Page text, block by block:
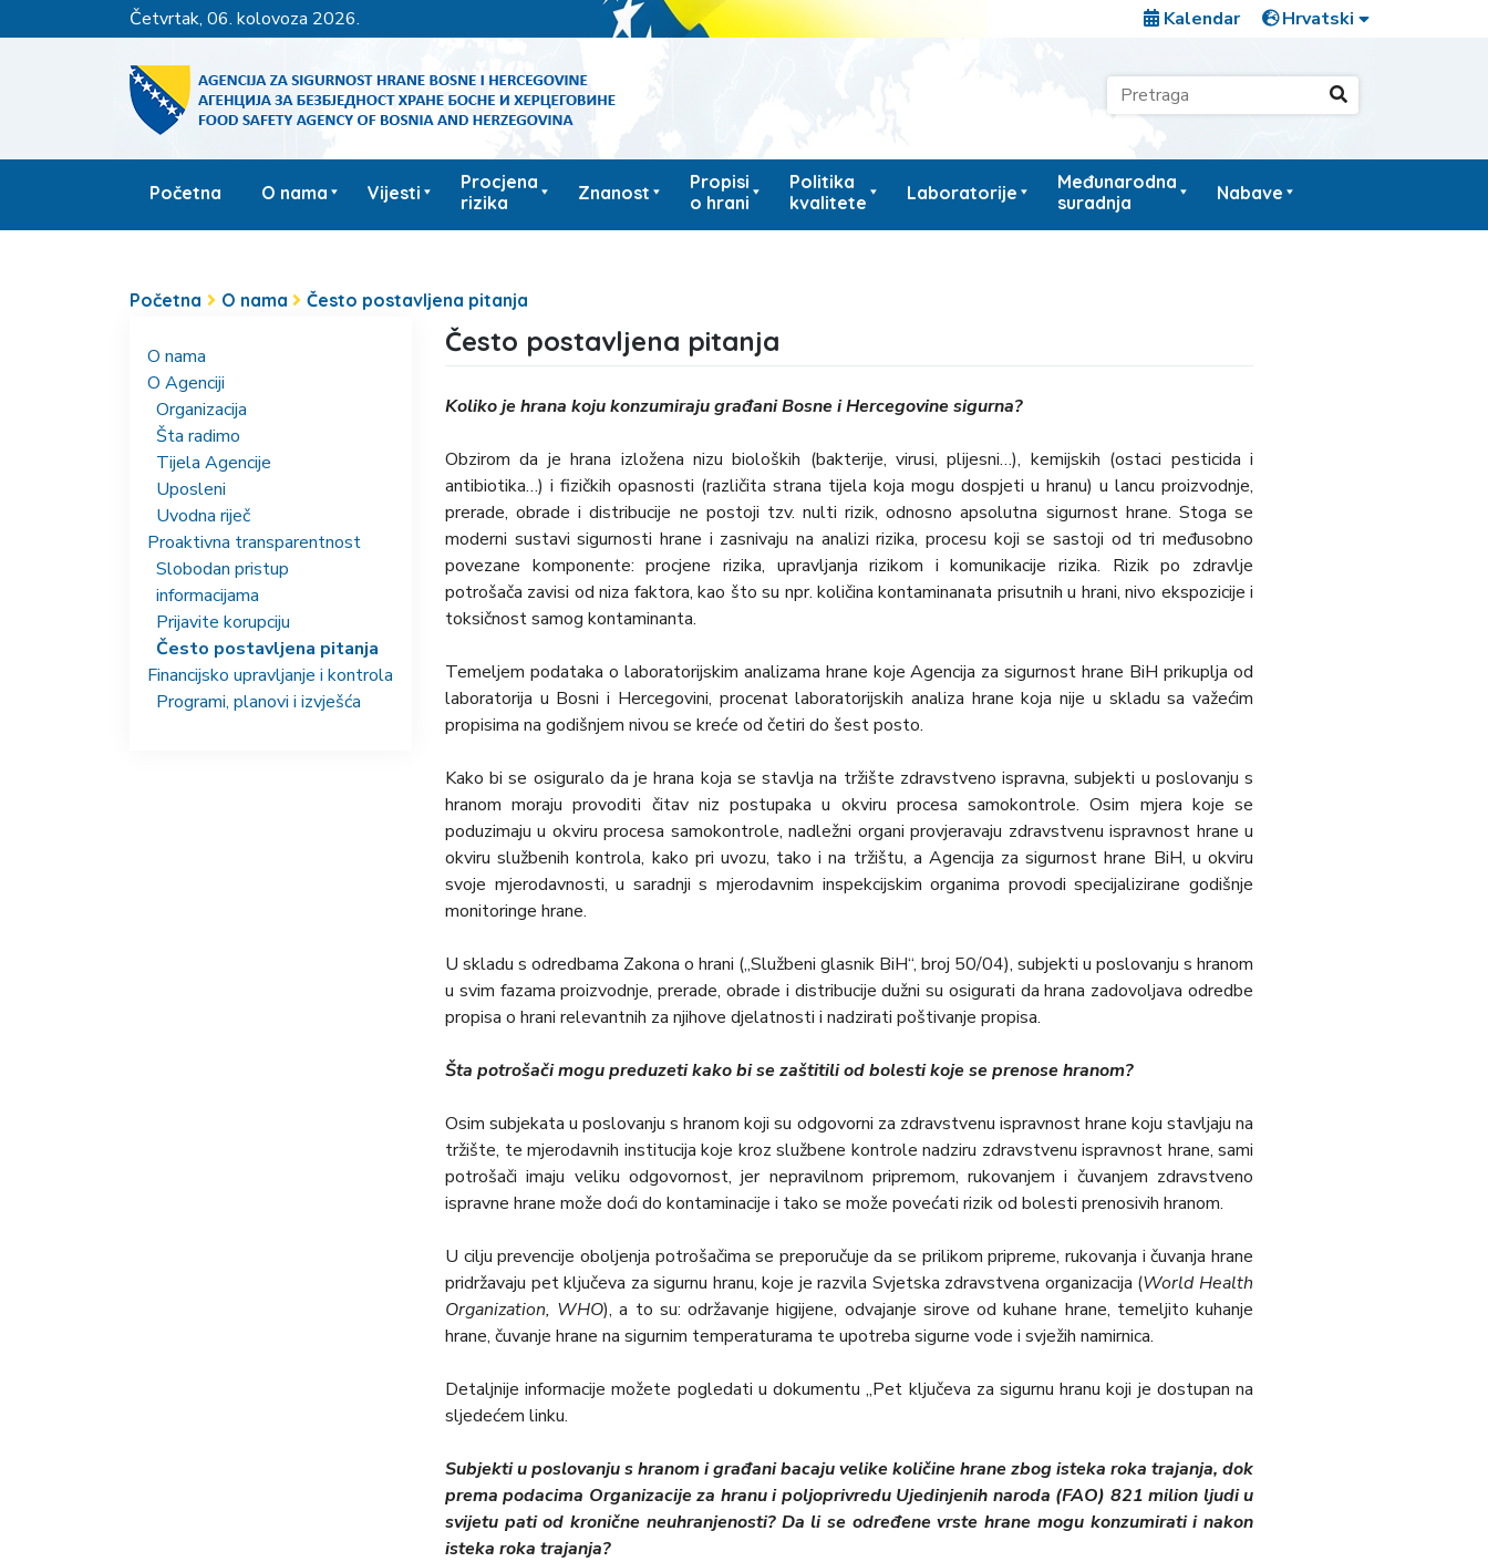
četvrtak, 06. kolovoza 2026. Kalendar
Početna O nama Vijesti
Procjena
rizika
Znanost
Propisi
o hrani
Politika
kvalitete
Laboratorije
Međunarodna
suradnja
Nabave
Početna O nama Često postavljena pitanja
O nama
O Agenciji
Organizacija
Šta radimo
Tijela Agencije
Uposleni
Uvodna riječ
Proaktivna transparentnost
Slobodan pristup
informacijama
Prijavite korupciju
Često postavljena pitanja
Financijsko upravljanje i kontrola
Programi, planovi i izvješća
Često postavljena pitanja
Koliko je hrana koju konzumiraju građani Bosne i Hercegovine sigurna?
Obzirom da je hrana izložena nizu bioloških (bakterije, virusi, plijesni…), kemijskih (ostaci pesticida i
antibiotika…) i fizičkih opasnosti (različita strana tijela koja mogu dospjeti u hranu) u lancu proizvodnje,
prerade, obrade i distribucije ne postoji tzv. nulti rizik, odnosno apsolutna sigurnost hrane. Stoga se
moderni sustavi sigurnosti hrane i zasnivaju na analizi rizika, procesu koji se sastoji od tri međusobno
povezane komponente: procjene rizika, upravlјanja rizikom i komunikacije rizika. Rizik po zdravlјe
potrošača zavisi od niza faktora, kao što su npr. količina kontaminanata prisutnih u hrani, nivo ekspozicije i
toksičnost samog kontaminanta.
Temeljem podataka o laboratorijskim analizama hrane koje Agencija za sigurnost hrane BiH prikuplјa od
laboratorija u Bosni i Hercegovini, procenat laboratorijskih analiza hrane koja nije u skladu sa važećim
propisima na godišnjem nivou se kreće od četiri do šest posto.
Kako bi se osiguralo da je hrana koja se stavlјa na tržište zdravstveno ispravna, subjekti u poslovanju s
hranom moraju provoditi čitav niz postupaka u okviru procesa samokontrole. Osim mjera koje se
poduzimaju u okviru procesa samokontrole, nadležni organi provjeravaju zdravstvenu ispravnost hrane u
okviru službenih kontrola, kako pri uvozu, tako i na tržištu, a Agencija za sigurnost hrane BiH, u okviru
svoje mjerodavnosti, u saradnji s mjerodavnim inspekcijskim organima provodi specijalizirane godišnje
monitoringe hrane.
U skladu s odredbama Zakona o hrani („Službeni glasnik BiH“, broj 50/04), subjekti u poslovanju s hranom
u svim fazama proizvodnje, prerade, obrade i distribucije dužni su osigurati da hrana zadovolјava odredbe
propisa o hrani relevantnih za njihove djelatnosti i nadzirati poštivanje propisa.
Šta potrošači mogu preduzeti kako bi se zaštitili od bolesti koje se prenose hranom?
Osim subjekata u poslovanju s hranom koji su odgovorni za zdravstvenu ispravnost hrane koju stavlјaju na
tržište, te mjerodavnih institucija koje kroz službene kontrole nadziru zdravstvenu ispravnost hrane, sami
potrošači imaju veliku odgovornost, jer nepravilnom pripremom, rukovanjem i čuvanjem zdravstveno
ispravne hrane može doći do kontaminacije i tako se može povećati rizik od bolesti prenosivih hranom.
U cilјu prevencije obolјenja potrošačima se preporučuje da se prilikom pripreme, rukovanja i čuvanja hrane
pridržavaju pet klјučeva za sigurnu hranu, koje je razvila Svjetska zdravstvena organizacija (World Health
Organization, WHO), a to su: održavanje higijene, odvajanje sirove od kuhane hrane, temelјito kuhanje
hrane, čuvanje hrane na sigurnim temperaturama te upotreba sigurne vode i svježih namirnica.
Detalјnije informacije možete pogledati u dokumentu „Pet klјučeva za sigurnu hranu koji je dostupan na
slјedećem linku.
Subjekti u poslovanju s hranom i građani bacaju velike količine hrane zbog isteka roka trajanja, dok
prema podacima Organizacije za hranu i polјoprivredu Ujedinjenih naroda (FAO) 821 milion lјudi u
svijetu pati od kronične neuhranjenosti? Da li se određene vrste hrane mogu konzumirati i nakon
isteka roka trajanja?